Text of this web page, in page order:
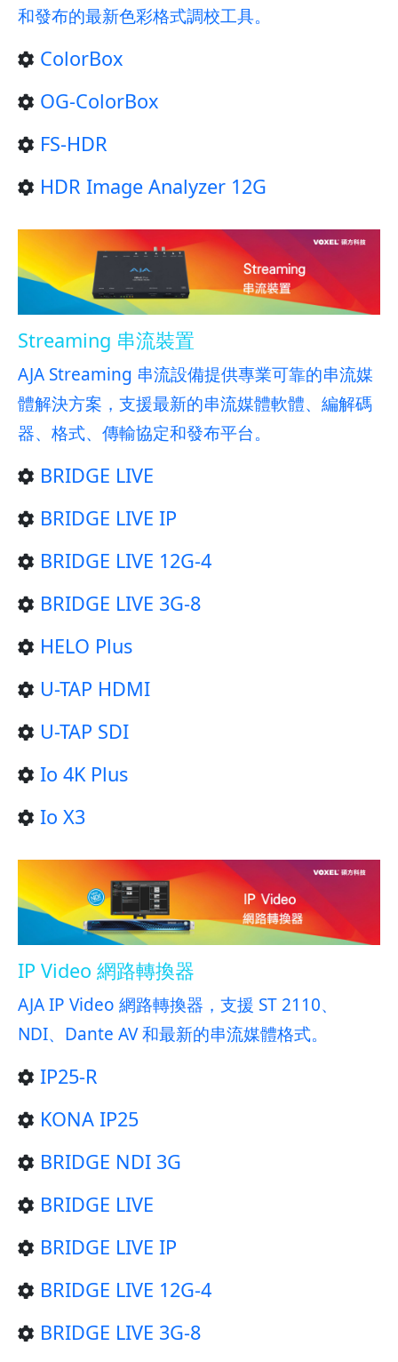
和發布的最新色彩格式調校工具。
ColorBox
OG-ColorBox
FS-HDR
HDR Image Analyzer 12G
Streaming 串流裝置
AJA Streaming 串流設備提供專業可靠的串流媒
體解決方案，支援最新的串流媒體軟體、編解碼
器、格式、傳輸協定和發布平台。
BRIDGE LIVE
BRIDGE LIVE IP
BRIDGE LIVE 12G-4
BRIDGE LIVE 3G-8
HELO Plus
U-TAP HDMI
U-TAP SDI
Io 4K Plus
Io X3
IP Video 網路轉換器
AJA IP Video 網路轉換器，支援 ST 2110、
NDI、Dante AV 和最新的串流媒體格式。
IP25-R
KONA IP25
BRIDGE NDI 3G
BRIDGE LIVE
BRIDGE LIVE IP
BRIDGE LIVE 12G-4
BRIDGE LIVE 3G-8